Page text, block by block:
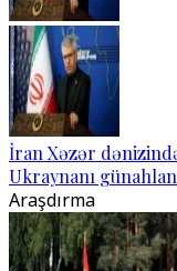
İran Xəzər
Ukraynanı
Araşdırma